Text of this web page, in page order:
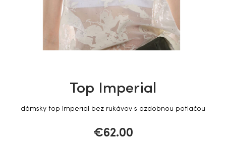
Top Imperial
dámsky top Imperial bez rukávov s ozdobnou potlačou
€62.00